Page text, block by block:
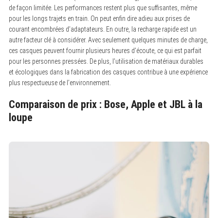
de façon limitée. Les performances restent plus que suffisantes, même
pour les longs trajets en train. On peut enfin dire adieu aux prises de
courant encombrées d’adaptateurs. En outre, la recharge rapide est un
autre facteur clé à considérer. Avec seulement quelques minutes de charge,
ces casques peuvent fournir plusieurs heures d’écoute, ce qui est parfait
pour les personnes pressées. De plus, l’utilisation de matériaux durables
et écologiques dans la fabrication des casques contribue à une expérience
plus respectueuse de l’environnement.
Comparaison de prix : Bose, Apple et JBL à la
loupe